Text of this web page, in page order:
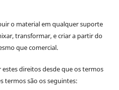
o material em qualquer suporte
transformar, e criar a partir do
que comercial.
direitos desde que os termos
termos são os seguintes: